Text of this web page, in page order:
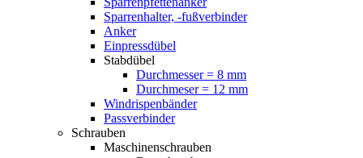
Sparrenhalter, -fußverbinder
Anker
Einpressdübel
Stabdübel
Durchmesser = 8 mm
Durchmeser = 12 mm
Windrispenbänder
Passverbinder
Schrauben
Maschinenschrauben